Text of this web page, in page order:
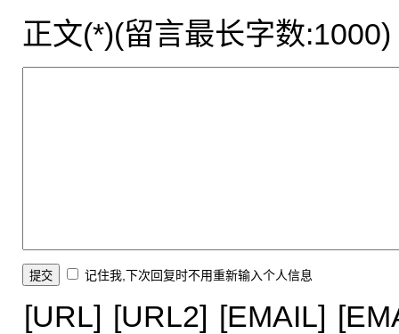
正文(*)(留言最长字数:1000)
记住我,下次回复时不用重新输入个人信息
[URL] [URL2] [EMAIL]